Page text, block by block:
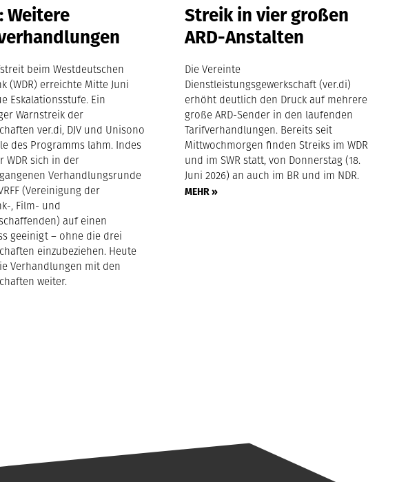
Weitere
beim Westdeutschen
(WDR) erreichte Mitte Juni
Eskalationsstufe. Ein
Warnstreik der
ver.di, DJV und Unisono
des Programms lahm. Indes
WDR sich in der
Verhandlungsrunde
(Vereinigung der
, Film- und
auf einen
geeinigt – ohne die drei
einzubeziehen. Heute
Verhandlungen mit den
weiter.
Streik in vier großen
ARD-Anstalten
Die Vereinte
Dienstleistungsgewerkschaft (ver.di)
erhöht deutlich den Druck auf mehrere
große ARD-Sender in den laufenden
Tarifverhandlungen. Bereits seit
Mittwochmorgen finden Streiks im WDR
und im SWR statt, von Donnerstag (18.
Juni 2026) an auch im BR und im NDR.
MEHR »